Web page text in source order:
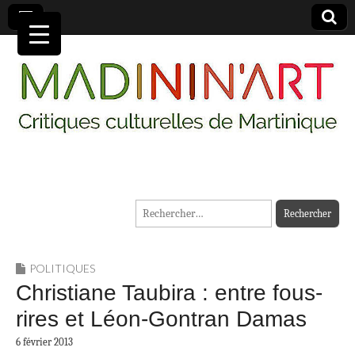
MADININ'ART
Rechercher :
POLITIQUES
Christiane Taubira : entre fous-
rires et Léon-Gontran Damas
6 février 2013